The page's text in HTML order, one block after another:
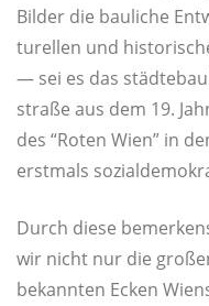
Bil­der die bau­li­che
tu­rel­len und
— sei es das
stra­ße aus dem 19.
des “Roten Wien” in
erst­mals
Durch die­se
wir nicht nur die
bekann­ten Ecken